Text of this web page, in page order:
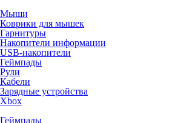
Мыши
Коврики для мышек
Гарнитуры
Накопители информации
USB-накопители
Геймпады
Рули
Кабели
Зарядные устройства
Xbox
Геймпады